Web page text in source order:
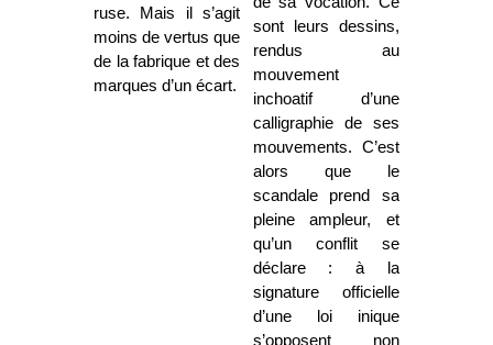
ruse. Mais il s’agit
moins de vertus que
de la fabrique et des
marques d’un écart.
sont leurs dessins,
rendus au
mouvement
inchoatif d’une
calligraphie de ses
mouvements. C’est
alors que le
scandale prend sa
pleine ampleur, et
qu’un conflit se
déclare : à la
signature officielle
d’une loi inique
s’opposent non